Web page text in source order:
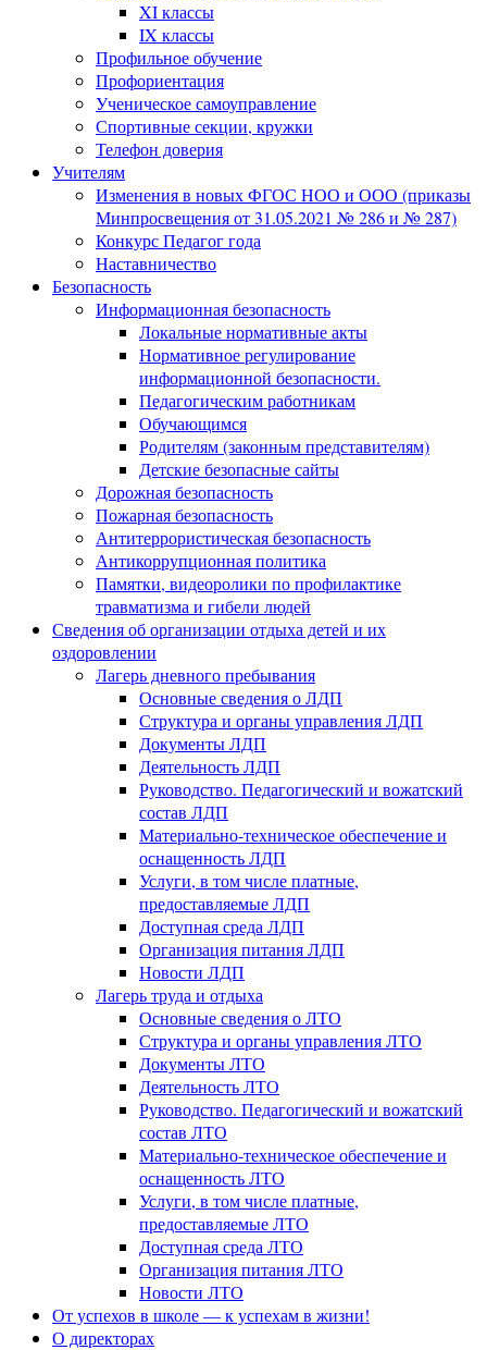
XI классы
IX классы
Профильное обучение
Профориентация
Ученическое самоуправление
Спортивные секции, кружки
Телефон доверия
Учителям
Изменения в новых ФГОС НОО и ООО (приказы
Минпросвещения от 31.05.2021 № 286 и № 287)
Конкурс Педагог года
Наставничество
Безопасность
Информационная безопасность
Локальные нормативные акты
Нормативное регулирование
информационной безопасности.
Педагогическим работникам
Обучающимся
Родителям (законным представителям)
Детские безопасные сайты
Дорожная безопасность
Пожарная безопасность
Антитеррористическая безопасность
Антикоррупционная политика
Памятки, видеоролики по профилактике
травматизма и гибели людей
Сведения об организации отдыха детей и их
оздоровлении
Лагерь дневного пребывания
Основные сведения о ЛДП
Структура и органы управления ЛДП
Документы ЛДП
Деятельность ЛДП
Руководство. Педагогический и вожатский
состав ЛДП
Материально-техническое обеспечение и
оснащенность ЛДП
Услуги, в том числе платные,
предоставляемые ЛДП
Доступная среда ЛДП
Организация питания ЛДП
Новости ЛДП
Лагерь труда и отдыха
Основные сведения о ЛТО
Структура и органы управления ЛТО
Документы ЛТО
Деятельность ЛТО
Руководство. Педагогический и вожатский
состав ЛТО
Материально-техническое обеспечение и
оснащенность ЛТО
Услуги, в том числе платные,
предоставляемые ЛТО
Доступная среда ЛТО
Организация питания ЛТО
Новости ЛТО
От успехов в школе — к успехам в жизни!
О директорах